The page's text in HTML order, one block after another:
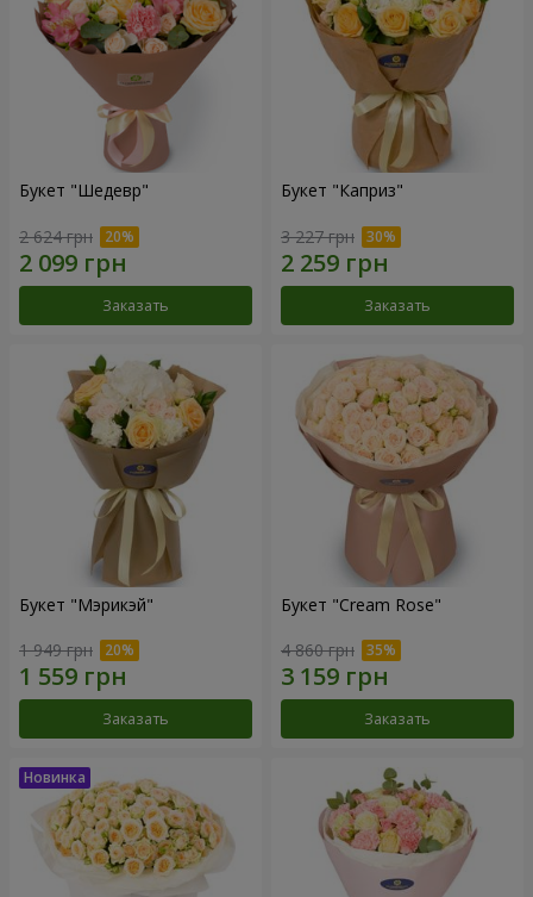
Букет "Шедевр"
2 624 грн
Заказать
Букет "Каприз"
3 227 грн
Заказать
Букет "Мэрикэй"
1 949 грн
Заказать
Букет "Cream Rose"
4 860 грн
Заказать